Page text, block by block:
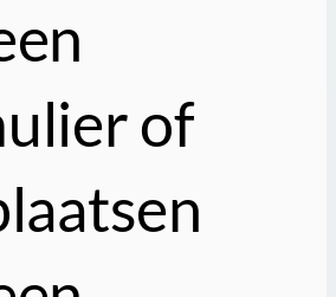
of